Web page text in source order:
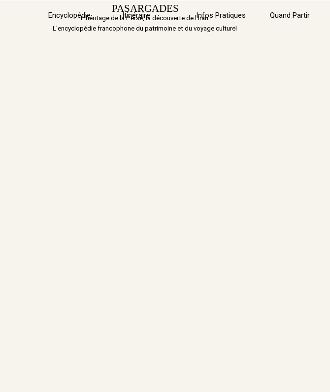
PASARGADES Sauter le menu
Encyclopédie Itinéraire ▼
Infos Pratiques Quand Partir
L'héritage de la Perse, la découverte de l'Iran
L'encyclopédie francophone du patrimoine et du voyage culturel